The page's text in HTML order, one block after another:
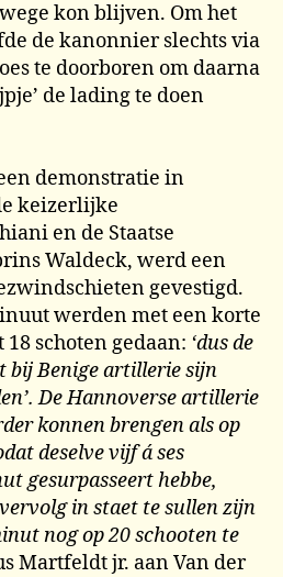
kon blijven. Om het
de kanonnier slechts via
te doorboren om daarna
de lading te doen
demonstratie in
keizerlijke
en de Staatse
Waldeck, werd een
gevestigd.
werden met een korte
schoten gedaan: ‘dus de
bij Benige artillerie sijn
De Hannoverse artillerie
konnen brengen als op
deselve vijf á ses
gesurpasseert hebbe,
in staet te sullen zijn
nog op 20 schooten te
Martfeldt jr. aan Van der